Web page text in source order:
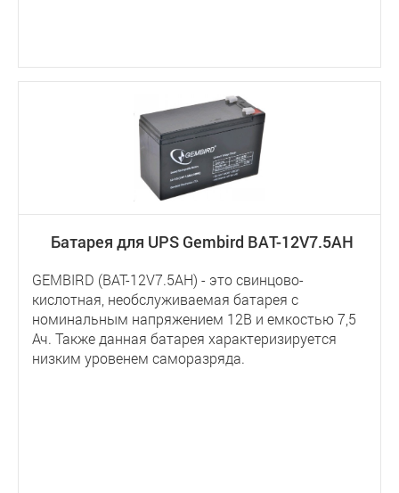
Батарея для UPS Gembird BAT-12V7.5AH
GEMBIRD (BAT-12V7.5AH) - это свинцово-
кислотная, необслуживаемая батарея с
номинальным напряжением 12В и емкостью 7,5
Ач. Также данная батарея характеризируется
низким уровенем саморазряда.